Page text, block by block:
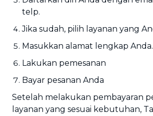
telp.
Jika sudah, pilih layanan yang
Masukkan alamat lengkap Anda.
Lakukan pemesanan
Bayar pesanan Anda
Setelah melakukan pembayaran
layanan yang sesuai kebutuhan,